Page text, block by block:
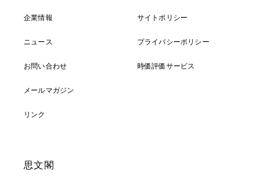
企業情報
ニュース
お問い合わせ
メールマガジン
リンク
サイトポリシー
プライバシーポリシー
時価評価サービス
思文閣